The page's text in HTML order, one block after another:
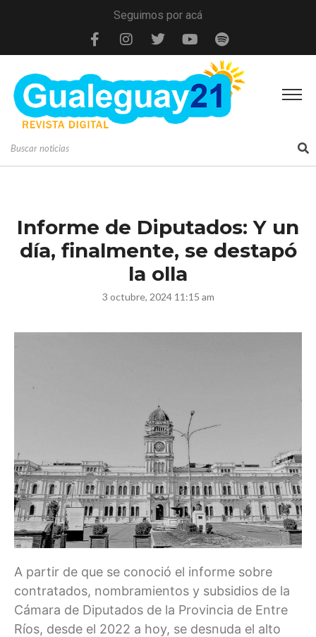
Seguimos por acá
Informe de Diputados: Y un
día, finalmente, se destapó
la olla
3 octubre, 2024 11:15 am
A partir de que se conoció el informe sobre
contratados, nombramientos y subsidios de la
Cámara de Diputados de la Provincia de Entre
Ríos, desde el 2022 a hoy, se desnuda el alto